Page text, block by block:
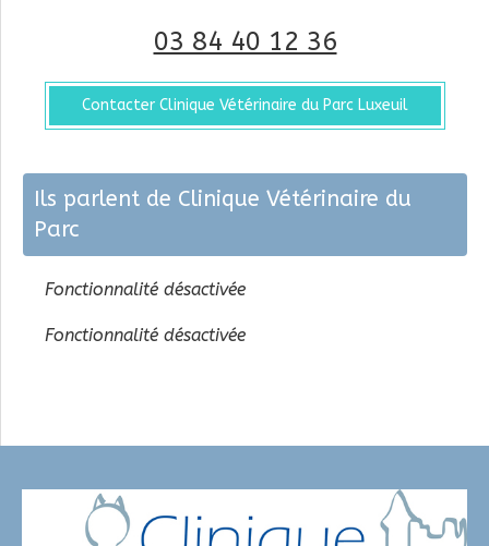
03 84 40 12 36
Contacter Clinique Vétérinaire du Parc Luxeuil
Ils parlent de Clinique Vétérinaire du
Parc
Fonctionnalité désactivée
Fonctionnalité désactivée